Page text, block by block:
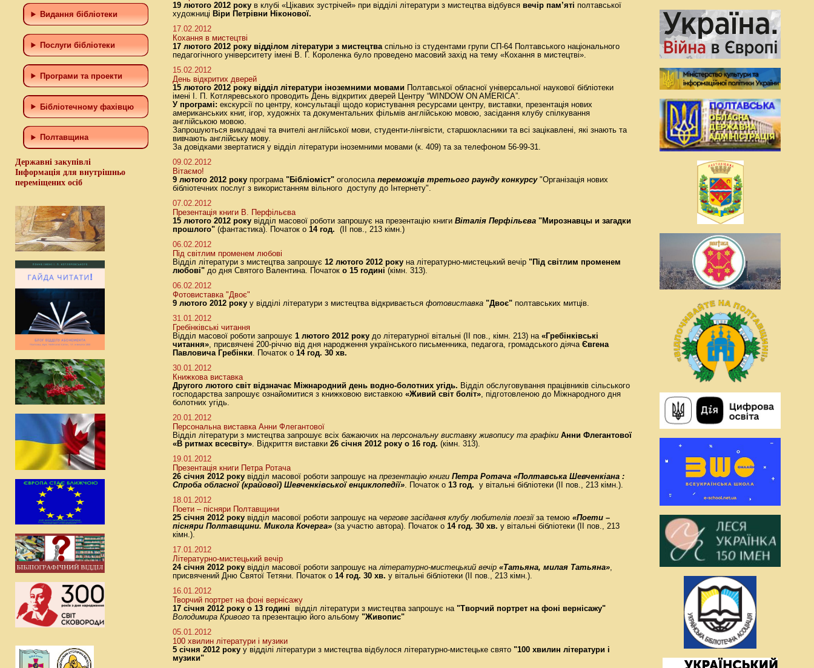
Видання бібліотеки
Послуги бібліотеки
Програми та проекти
Бiблiотечному фахiвцю
Полтавщина
Державні закупівлі
Інформація для внутрішньо
переміщених осіб
19 лютого 2012 року в клубі «Цікавих зустрічей» при відділі літератури з мистецтва відбувся вечір пам’яті полтавської
художниці Віри Петрівни Ніконової.
17.02.2012
Кохання в мистецтві
17 лютого 2012 року відділом літератури з мистецтваспільно із студентами групи СП-64 Полтавського національного
педагогічного університету імені В. Г. Короленка було проведено масовий захід на тему «Кохання в мистецтві».
15.02.2012
День відкритих дверей
15 лютого 2012 року відділ літератури іноземними мовами Полтавської обласної універсальної наукової бібліотеки
імені І. П. Котляревського проводить День відкритих дверей Центру “WINDOW ON AMERICA”.
У програмі: екскурсії по центру, консультації щодо користування ресурсами центру, виставки, презентація нових
американських книг, ігор, художніх та документальних фільмів англійською мовою, засідання клубу спілкування
англійською мовою.
Запрошуються викладачі та вчителі англійської мови, студенти-лінгвісти, старшокласники та всі зацікавлені, які знають та
вивчають англійську мову.
За довідками звертатися у відділ літератури іноземними мовами (к. 409) та за телефоном 56-99-31.
09.02.2012
Вітаємо!
9 лютого 2012 року програма "Бібліоміст" оголосила переможців третього раунду конкурсу"Організація нових
бібліотечних послуг з використанням вільного доступу до Інтернету".
07.02.2012
Презентація книги В. Перфільєва
15 лютого 2012 року відділ масової роботи запрошує на презентацію книги Віталія Перфільєва "Мирознавцы и загадки
прошлого" (фантастика). Початок о 14 год. (ІІ пов., 213 кімн.)
06.02.2012
Під світлим променем любові
Відділ літератури з мистецтва запрошує 12 лютого 2012 року на літературно-мистецький вечір "Під світлим променем
любові" до дня Святого Валентина. Початок о 15 годині (кімн. 313).
06.02.2012
Фотовиставка "Двоє"
9 лютого 2012 року у відділі літератури з мистецтва відкривається фотовиставка "Двоє" полтавських митців.
31.01.2012
Гребінківські читання
Відділ масової роботи запрошує 1 лютого 2012 року до літературної вітальні (ІІ пов., кімн. 213) на «Гребінківські
читання», присвячені 200-річчю від дня народження українського письменника, педагога, громадського діяча Євгена
Павловича Гребінки. Початок о 14 год. 30 хв.
30.01.2012
Книжкова виставка
Другого лютого світ відзначає Міжнародний день водно-болотних угідь. Відділ обслуговування працівників сільського
господарства запрошує ознайомитися з книжковою виставкою «Живий світ боліт», підготовленою до Міжнародного дня
болотних угідь.
20.01.2012
Персональна виставка Анни Флегантової
Відділ літератури з мистецтва запрошує всіх бажаючих на персональну виставку живопису та графіки Анни Флегантової
«В ритмах всесвіту». Відкриття виставки 26 січня 2012 року о 16 год. (кімн. 313).
19.01.2012
Презентація книги Петра Ротача
26 січня 2012 року відділ масової роботи запрошує на презентацію книги Петра Ротача «Полтавська Шевченкіана :
Спроба обласної (крайової) Шевченківської енциклопедії». Початок о 13 год. у вітальні бібліотеки (ІІ пов., 213 кімн.).
18.01.2012
Поети – пісняри Полтавщини
25 січня 2012 року відділ масової роботи запрошує на чергове засідання клубу любителів поезіїза темою «Поети –
пісняри Полтавщини. Микола Кочерга» (за участю автора). Початок о 14 год. 30 хв. у вітальні бібліотеки (ІІ пов., 213
кімн.).
17.01.2012
Літературно-мистецький вечір
24 січня 2012 року відділ масової роботи запрошує налітературно-мистецький вечір «Татьяна, милая Татьяна»,
присвячений Дню Святої Тетяни. Початок о 14 год. 30 хв. у вітальні бібліотеки (ІІ пов., 213 кімн.).
16.01.2012
Творчий портрет на фоні вернісажу
17 січня 2012 року о 13 годині відділ літератури з мистецтва запрошує на "Творчий портрет на фоні вернісажу"
Володимира Кривого та презентацію його альбому "Живопис"
05.01.2012
100 хвилин літератури і музики
5 січня 2012 року у відділі літератури з мистецтва відбулося літературно-мистецьке свято "100 хвилин літератури і
музики"